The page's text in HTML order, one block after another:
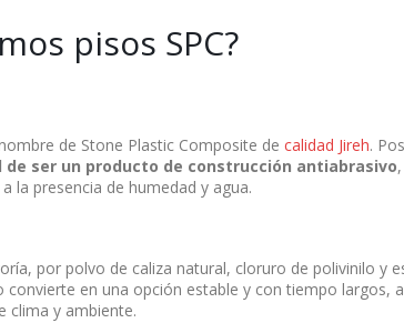
pisos SPC?
de Stone Plastic Composite de calidad Jireh.
ser un producto de construcción antiabrasivo
la presencia de humedad y agua.
por polvo de caliza natural, cloruro de polivinilo y
convierte en una opción estable y con tiempo largos,
clima y ambiente.